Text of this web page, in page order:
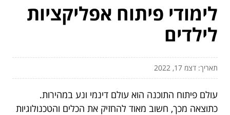
לימודי פיתוח אפליקציות
לילדים
תאריך: דצמ 17, 2022
עולם פיתוח התוכנה הוא עולם דינמי ונע במהירות.
כתוצאה מכך, חשוב מאוד להחזיק את הכלים והטכנולוגיות